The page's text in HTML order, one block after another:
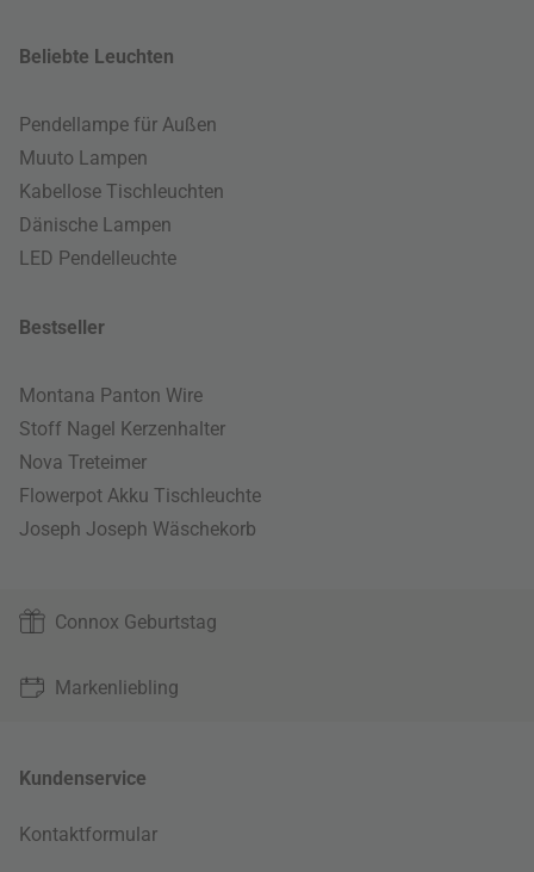
Beliebte Leuchten
Pendellampe für Außen
Muuto Lampen
Kabellose Tischleuchten
Dänische Lampen
LED Pendelleuchte
Bestseller
Montana Panton Wire
Stoff Nagel Kerzenhalter
Nova Treteimer
Flowerpot Akku Tischleuchte
Joseph Joseph Wäschekorb
Connox Geburtstag
Markenliebling
Kundenservice
Kontaktformular